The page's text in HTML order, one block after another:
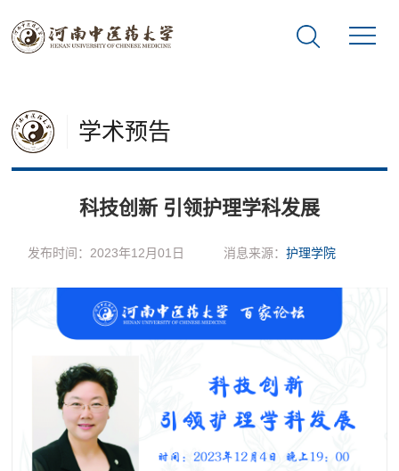
学术预告
科技创新 引领护理学科发展
发布时间：2023年12月01日 消息来源： 护理学院